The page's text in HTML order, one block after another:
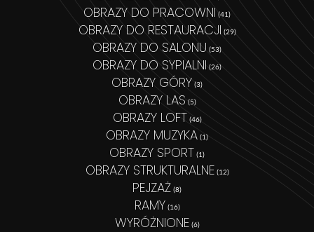
OBRAZY DO PRACOWNI (41)
OBRAZY DO RESTAURACJI (29)
OBRAZY DO SALONU (53)
OBRAZY DO SYPIALNI (26)
OBRAZY GÓRY (3)
OBRAZY LAS (5)
OBRAZY LOFT (46)
OBRAZY MUZYKA (1)
OBRAZY SPORT (1)
OBRAZY STRUKTURALNE (12)
PEJZAŻ (8)
RAMY (16)
WYRÓŻNIONE (6)